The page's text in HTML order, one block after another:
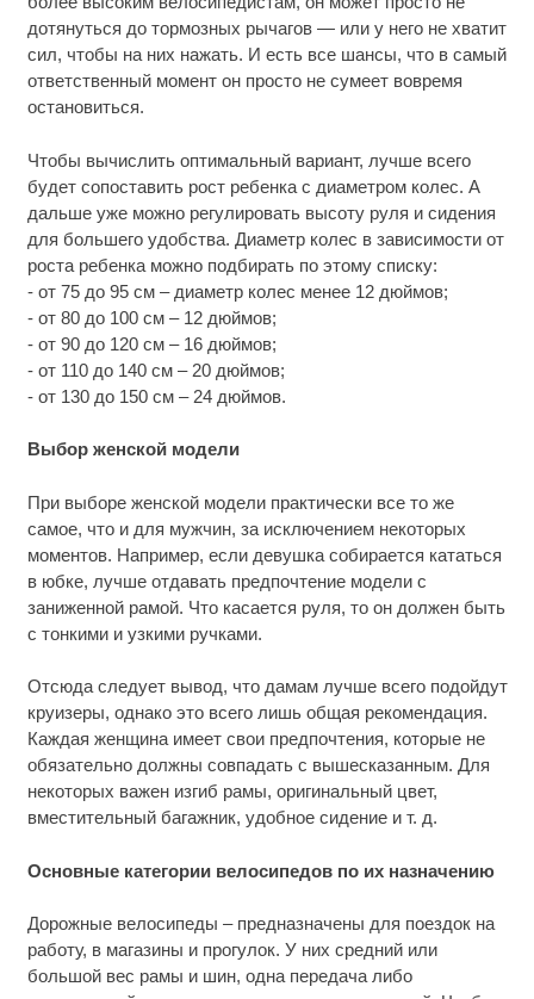
дотянуться до тормозных рычагов — или у него не хватит
сил, чтобы на них нажать. И есть все шансы, что в самый
ответственный момент он просто не сумеет вовремя
остановиться.
Чтобы вычислить оптимальный вариант, лучше всего
будет сопоставить рост ребенка с диаметром колес. А
дальше уже можно регулировать высоту руля и сидения
для большего удобства. Диаметр колес в зависимости от
роста ребенка можно подбирать по этому списку:
- от 75 до 95 см – диаметр колес менее 12 дюймов;
- от 80 до 100 см – 12 дюймов;
- от 90 до 120 см – 16 дюймов;
- от 110 до 140 см – 20 дюймов;
- от 130 до 150 см – 24 дюймов.
Выбор женской модели
При выборе женской модели практически все то же
самое, что и для мужчин, за исключением некоторых
моментов. Например, если девушка собирается кататься
в юбке, лучше отдавать предпочтение модели с
заниженной рамой. Что касается руля, то он должен быть
с тонкими и узкими ручками.
Отсюда следует вывод, что дамам лучше всего подойдут
круизеры, однако это всего лишь общая рекомендация.
Каждая женщина имеет свои предпочтения, которые не
обязательно должны совпадать с вышесказанным. Для
некоторых важен изгиб рамы, оригинальный цвет,
вместительный багажник, удобное сидение и т. д.
Основные категории велосипедов по их назначению
Дорожные велосипеды – предназначены для поездок на
работу, в магазины и прогулок. У них средний или
большой вес рамы и шин, одна передача либо